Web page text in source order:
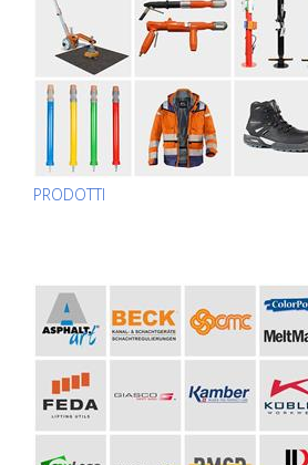
PRODOTTI